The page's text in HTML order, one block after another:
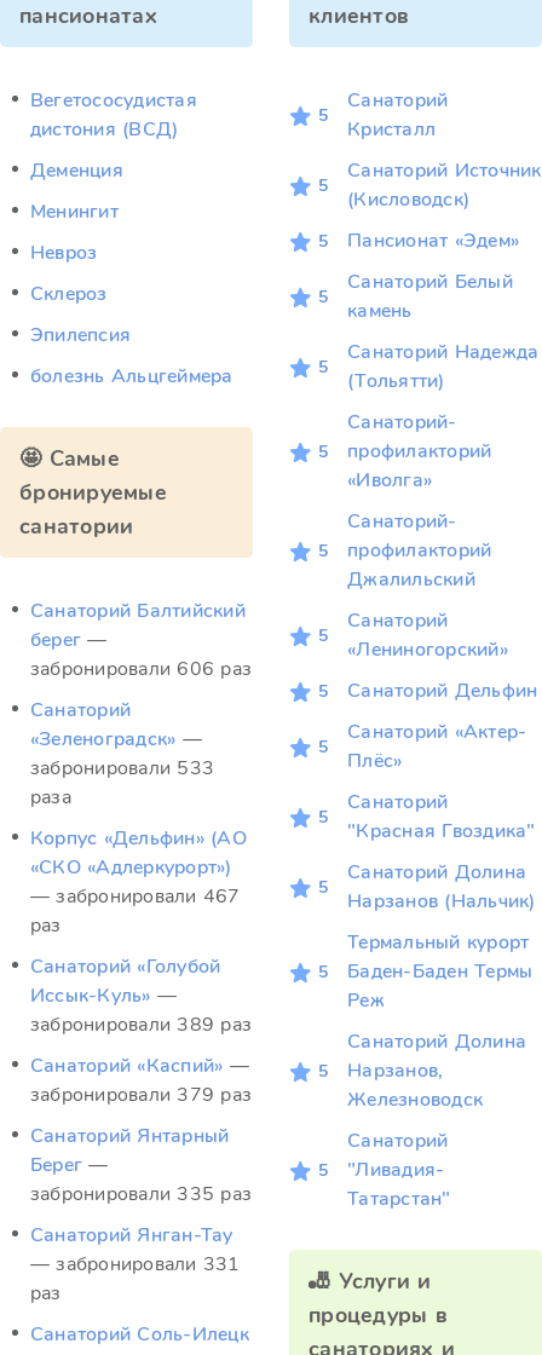
пансионатах
Вегетососудистая
дистония (ВСД)
Деменция
Менингит
Невроз
Склероз
Эпилепсия
болезнь Альцгеймера
🤩 Самые
бронируемые
санатории
Санаторий Балтийский
берег —
забронировали 606 раз
Санаторий
«Зеленоградск» —
забронировали 533
раза
Корпус «Дельфин» (АО
«СКО «Адлеркурорт»)
— забронировали 467
раз
Санаторий «Голубой
Иссык-Куль» —
забронировали 389 раз
Санаторий «Каспий» —
забронировали 379 раз
Санаторий Янтарный
Берег —
забронировали 335 раз
Санаторий Янган-Тау
— забронировали 331
раз
Санаторий Соль-Илецк
клиентов
5
Санаторий
Кристалл
5
Санаторий Источник
(Кисловодск)
5 Пансионат «Эдем»
5
Санаторий Белый
камень
5
Санаторий Надежда
(Тольятти)
5
Санаторий-
профилакторий
«Иволга»
5
Санаторий-
профилакторий
Джалильский
5
Санаторий
«Лениногорский»
5 Санаторий Дельфин
5
Санаторий «Актер-
Плёс»
5
Санаторий
"Красная Гвоздика"
5
Санаторий Долина
Нарзанов (Нальчик)
5
Термальный курорт
Баден-Баден Термы
Реж
5
Санаторий Долина
Нарзанов,
Железноводск
5
Санаторий
"Ливадия-
Татарстан"
🎳 Услуги и
процедуры в
санаториях и